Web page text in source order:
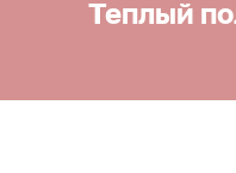
Теплый